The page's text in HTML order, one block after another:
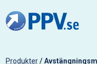
Produkter/